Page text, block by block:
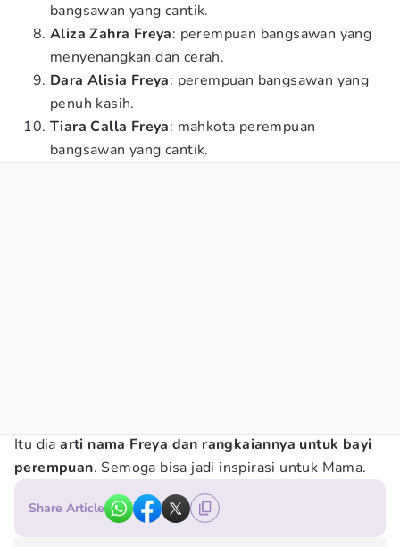
bangsawan yang cantik.
Aliza Zahra Freya: perempuan bangsawan yang
menyenangkan dan cerah.
Dara Alisia Freya: perempuan bangsawan yang
penuh kasih.
Tiara Calla Freya: mahkota perempuan
bangsawan yang cantik.
Itu diaarti nama Freya dan rangkaiannya untuk bayi
perempuan. Semoga bisa jadi inspirasi untuk Mama.
Share Article